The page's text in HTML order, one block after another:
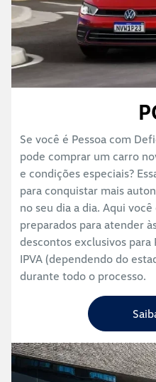
Se você é Pessoa com
pode comprar um carro
e condições especiais?
para conquistar mais
no seu dia a dia. Aqui
preparados para atender
descontos exclusivos para
IPVA (dependendo do
durante todo o processo.